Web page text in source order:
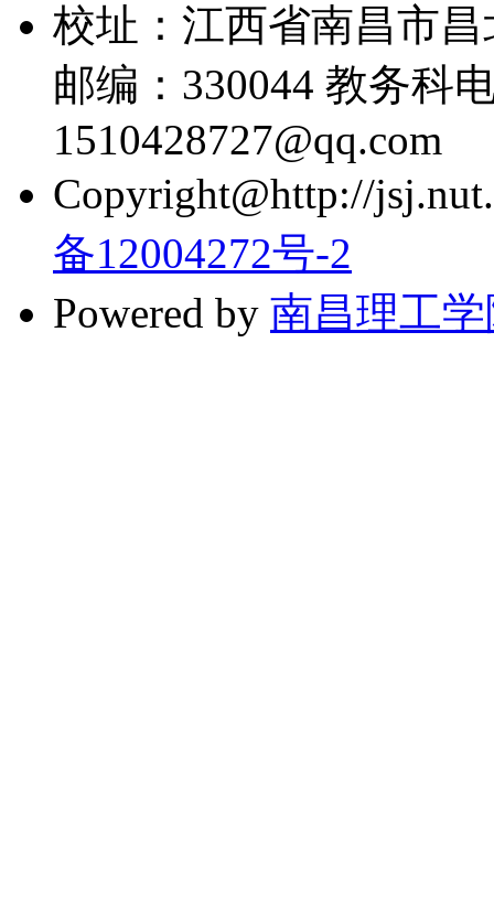
校址：江西省南昌市
邮编：330044 教务科
1510428727@qq.com
Copyright@http://
备12004272号-2
Powered by 南昌理工